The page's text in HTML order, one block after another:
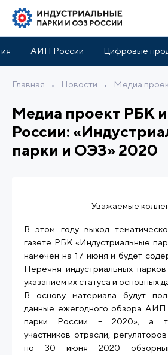
АИП России Цифровые
Главная • Новости •
Медиа проект РБК
России:
парки и ОЭЗ» 2020
Уважаемые
В этом году выход
газете РБК «Индустриальные
намечен на 17 июня и будет
Перечня индустриальных
указанием их статуса и основных
В основу материала будут
данные ежегодного обзора АИП
парки России – 2020», а
участников отрасли,
по 30 июня 2020